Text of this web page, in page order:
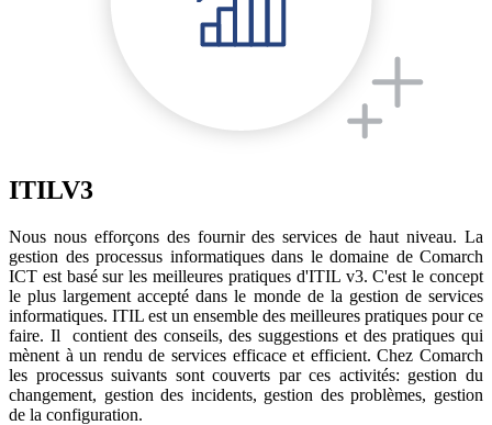
ITILV3
Nous nous efforçons des fournir des services de haut niveau. La
gestion des processus informatiques dans le domaine de Comarch
ICT est basé sur les meilleures pratiques d'ITIL v3. C'est le concept
le plus largement accepté dans le monde de la gestion de services
informatiques. ITIL est un ensemble des meilleures pratiques pour ce
faire. Il contient des conseils, des suggestions et des pratiques qui
mènent à un rendu de services efficace et efficient. Chez Comarch
les processus suivants sont couverts par ces activités: gestion du
changement, gestion des incidents, gestion des problèmes, gestion
de la configuration.